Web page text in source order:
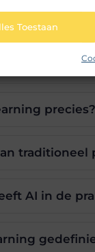
Toestaan
Google AI en
precies?
traditioneel
AI in de